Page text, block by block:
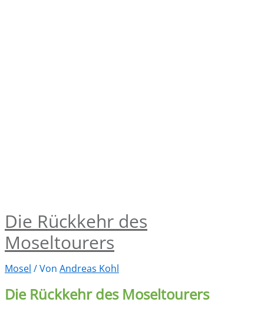
Die Rückkehr des
Moseltourers
Mosel / Von Andreas Kohl
Die Rückkehr des Moseltourers